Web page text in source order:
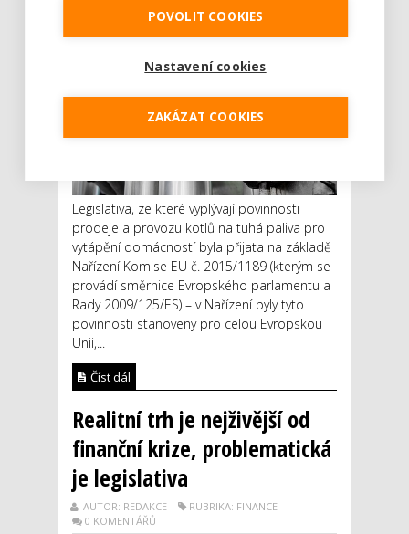
Legislativa, ze které vyplývají povinnosti
prodeje a provozu kotlů na tuhá paliva pro
vytápění domácností byla přijata na základě
Nařízení Komise EU č. 2015/1189 (kterým se
provádí směrnice Evropského parlamentu a
Rady 2009/125/ES) – v Nařízení byly tyto
povinnosti stanoveny pro celou Evropskou
Unii,...
Číst dál
Realitní trh je nejživější od
finanční krize, problematická
je legislativa
AUTOR: REDAKCE
RUBRIKA: FINANCE
0 KOMENTÁŘŮ
POVOLIT COOKIES
Nastavení cookies
ZAKÁZAT COOKIES